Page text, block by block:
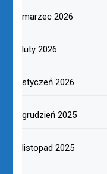
marzec 2026
luty 2026
styczeń 2026
grudzień 2025
listopad 2025